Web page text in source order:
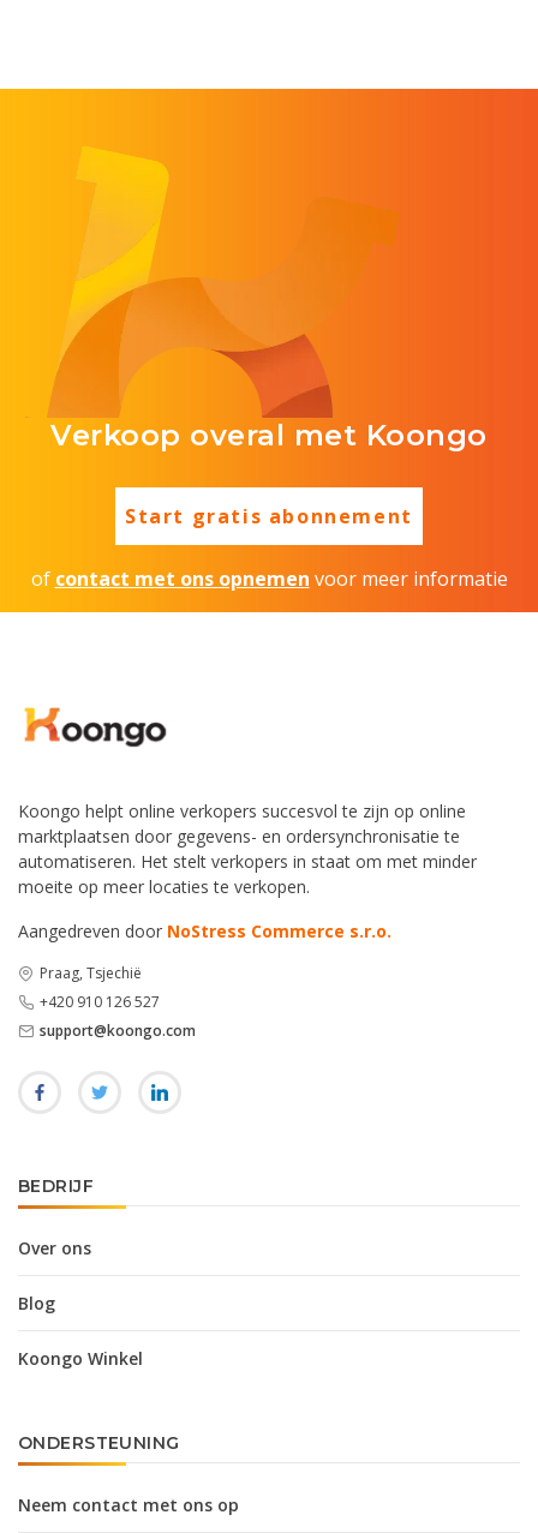
Verkoop overal met Koongo
Start gratis abonnement
of contact met ons opnemen voor meer informatie
Koongo helpt online verkopers succesvol te zijn op online
marktplaatsen door gegevens- en ordersynchronisatie te
automatiseren. Het stelt verkopers in staat om met minder
moeite op meer locaties te verkopen.
Aangedreven door NoStress Commerce s.r.o.
Praag, Tsjechië
+420 910 126 527
support@koongo.com
BEDRIJF
Over ons
Blog
Koongo Winkel
ONDERSTEUNING
Neem contact met ons op